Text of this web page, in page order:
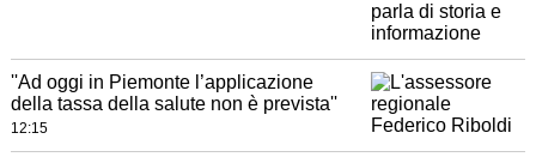
''Ad oggi in Piemonte l’applicazione
della tassa della salute non è prevista''
12:15